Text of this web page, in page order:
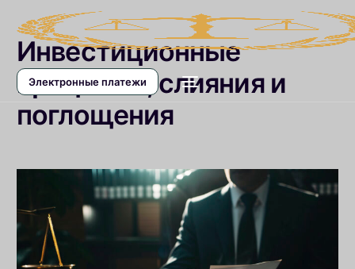
Электронные платежи
Инвестиционные
процессы, слияния и
поглощения